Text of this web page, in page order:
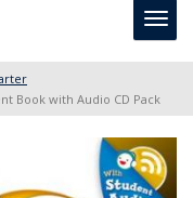
Book with Audio CD Pack